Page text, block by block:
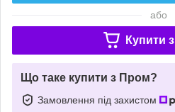
або
Купити з
Що таке купити з Пром?
Замовлення під захистом